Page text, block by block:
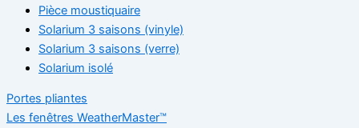
Pièce moustiquaire
Solarium 3 saisons (vinyle)
Solarium 3 saisons (verre)
Solarium isolé
Portes pliantes
Les fenêtres WeatherMaster™